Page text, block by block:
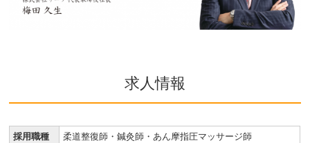
求人情報
採用職種 柔道整復師・鍼灸師・あん摩指圧マッサージ師